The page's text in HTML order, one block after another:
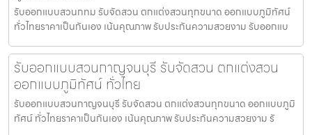
รับออกแบบสวนกทม รับจัดสวน ตกแต่งสวนทุกขนาด ออกแบบภูมิทัศน์
ทั่วไทยราคาเป็นกันเอง เน้นคุณภาพ รับประกันความสวยงาม รับออกแบ
รับออกแบบสวนกาญจนบุรี รับจัดสวน ตกแต่งสวน
ออกแบบภูมิทัศน์ ทั่วไทย
รับออกแบบสวนกาญจนบุรี รับจัดสวน ตกแต่งสวนทุกขนาด ออกแบบภูมิ
ทัศน์ ทั่วไทยราคาเป็นกันเอง เน้นคุณภาพ รับประกันความสวยงาม รั